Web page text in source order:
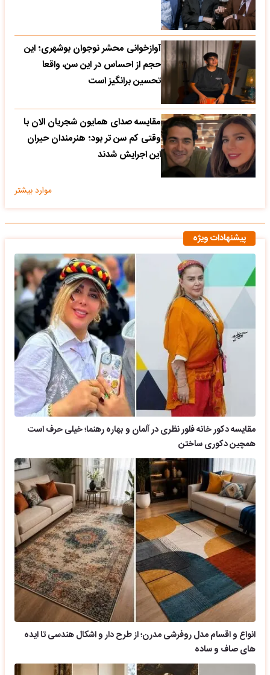
آوازخوانی محشر نوجوان بوشهری؛ این
حجم از احساس در این سن، واقعا
تحسین‌ برانگیز است
مقایسه صدای همایون شجریان الان با
وقتی کم سن تر بود؛ هنرمندان حیران
این اجرایش شدند
موارد بیشتر
پیشنهادات ویژه
مقایسه دکور خانه فلور نظری در آلمان و بهاره رهنما؛ خیلی حرف است
همچین دکوری ساختن
انواع و اقسام مدل روفرشی مدرن؛ از طرح دار و اشکال هندسی تا ایده
های صاف و ساده